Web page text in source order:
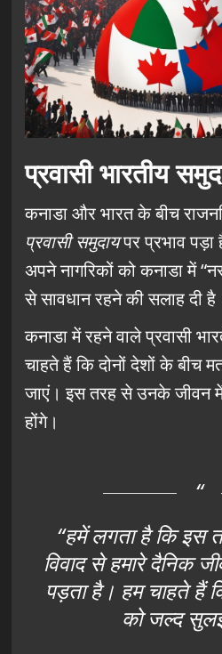
प्रवासी भारतीय
कनाडा और भारत के बीच
प्रवासी समुदायपर प्रभाव
अपने नागरिकों को कनाडा में
से सावधान रहने की सलाह दी
कनाडा में रहने वाले प्रवासी
चाहते हैं कि दोनों देशों के बीच
जाएं। इस तरह से उनके जीवन
होंगे।
“हमें लगता है कि इस
विवाद से हमारे दैनिक
पड़ता है। हम चाहते हैं
को जल्द